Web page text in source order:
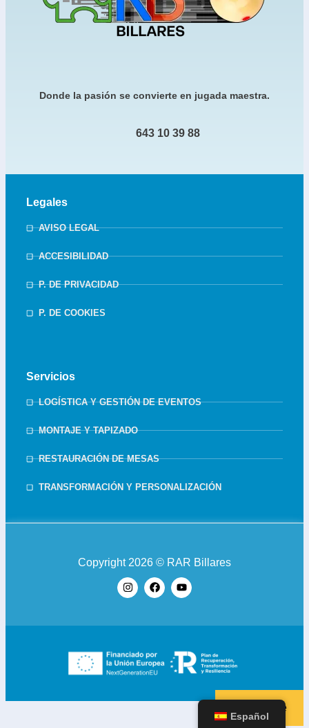
Donde la pasión se convierte en jugada maestra.
643 10 39 88
Legales
AVISO LEGAL
ACCESIBILIDAD
P. DE PRIVACIDAD
P. DE COOKIES
Servicios
LOGÍSTICA Y GESTIÓN DE EVENTOS
MONTAJE Y TAPIZADO
RESTAURACIÓN DE MESAS
TRANSFORMACIÓN Y PERSONALIZACIÓN
Copyright 2026 © RAR Billares
Español
Suscribirse